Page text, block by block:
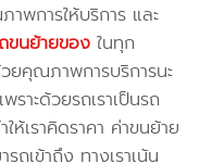
พการให้บริการ และ
ขนย้ายของ ในทุก
ยคุณภาพการบริการนะ
เพราะด้วยรถเราเป็นรถ
ห้เราคิดราคา ค่าขนย้าย
ถเข้าถึง ทางเราเน้น